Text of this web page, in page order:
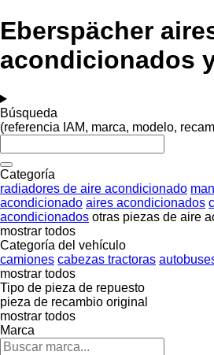
Eberspächer
acondicionados
Búsqueda
(referencia IAM, marca, modelo,
Categoría
radiadores de aire acondicionado
acondicionado aires acondicionados
acondicionados otras piezas de aire
mostrar todos
Categoría del vehículo
camiones cabezas tractoras
mostrar todos
Tipo de pieza de repuesto
pieza de recambio original
mostrar todos
Marca